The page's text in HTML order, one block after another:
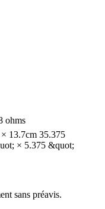
ohms
13.7cm 35.375
× 5.375 &quot;
sans préavis.